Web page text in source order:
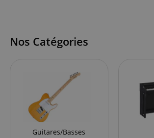
Nos Catégories
Guitares/Basses